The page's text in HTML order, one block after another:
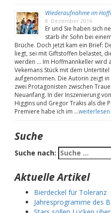
Wiederaufnahme im
8. Dezember 2016
Er und Sie haben sich
starb ihr Sohn bei
Brüche. Doch jetzt kam ein Brief:
liegt, sei mit Giftstoffen belastet,
werden … Im Hoffmannkeller wird
Vekemans Stück mit dem Untertitel
aufgenommen. Die Autorin zeigt
zwei Protagonisten zwischen
Neuanfang. In der Inszenierung
Higgins und Gregor Trakis als die
Premiere habe ich im …weiterlesen
Suche
Suche nach:
Aktuelle Artikel
Bierdeckel für Toleranz
Jahresprogramme des